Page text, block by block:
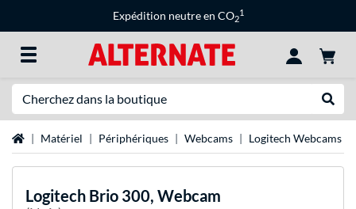
Expédition neutre en CO2
1
Page d'accueil
Matériel Périphériques Webcams Logitech Webcams
Logitech Brio 300, Webcam